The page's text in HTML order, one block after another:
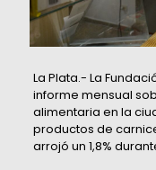
La Plata.- La
informe mensual
alimentaria en la
productos de
arrojó un 1,8%